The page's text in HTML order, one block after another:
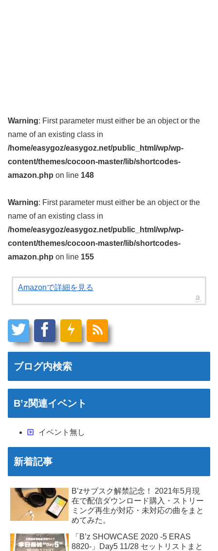
Warning: First parameter must either be an object or the
name of an existing class in
/home/easygoz/easygoz.net/public_html/wp/wp-
content/themes/cocoon-master/lib/shortcodes-
amazon.php on line 148
Warning: First parameter must either be an object or the
name of an existing class in
/home/easygoz/easygoz.net/public_html/wp/wp-
content/themes/cocoon-master/lib/shortcodes-
amazon.php on line 155
Amazonで詳細を見る
ブログ内検索
B’z関連イベント
イベント無し
新着記事
B’zサブスク解禁記念！ 2021年5月現
在で配信ダウンロード購入・ストリー
ミング再生が対応・未対応の曲をまと
めてみた。
「B’z SHOWCASE 2020 -5 ERAS
8820-」Day5 11/28 セットリストまと